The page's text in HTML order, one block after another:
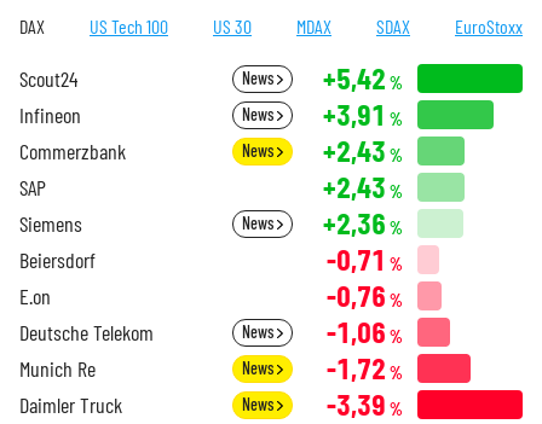
DAX US Tech 100 US 30 MDAX SDAX EuroStoxx
Scout24 News +5,42 %
Infineon News +3,91 %
Commerzbank News +2,43 %
SAP +2,43 %
Siemens News +2,36 %
Beiersdorf -0,71 %
E.on -0,76 %
Deutsche Telekom News -1,06 %
Munich Re News -1,72 %
Daimler Truck News -3,39 %